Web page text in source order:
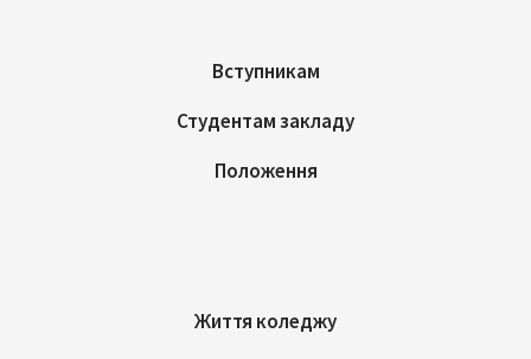
Вступникам
Студентам закладу
Положення
Життя коледжу